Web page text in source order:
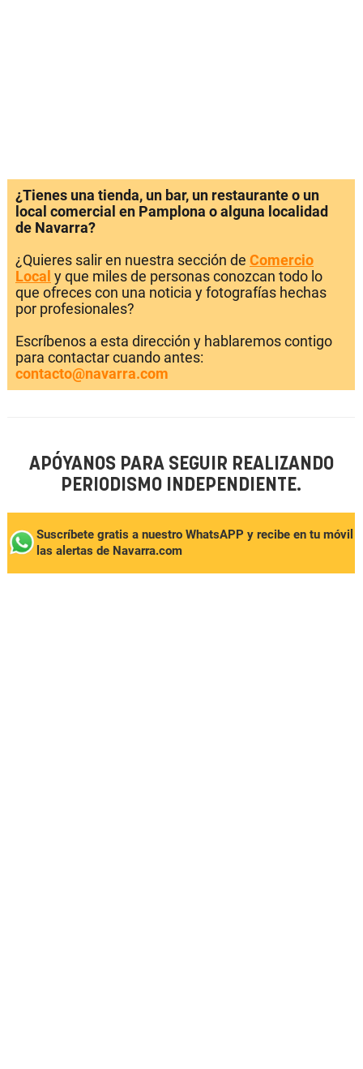
¿Tienes una tienda, un bar, un restaurante o un
local comercial en Pamplona o alguna localidad
de Navarra?
¿Quieres salir en nuestra sección de Comercio
Local y que miles de personas conozcan todo lo
que ofreces con una noticia y fotografías hechas
por profesionales?
Escríbenos a esta dirección y hablaremos contigo
para contactar cuando antes:
contacto@navarra.com
APÓYANOS PARA SEGUIR REALIZANDO
PERIODISMO INDEPENDIENTE.
Suscríbete gratis a nuestro WhatsAPP y recibe en tu móvil
las alertas de Navarra.com